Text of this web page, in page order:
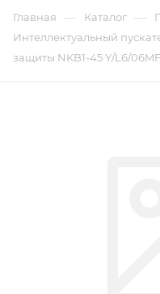
Главная — Каталог —
Интеллектуальный
защиты NKB1-45 Y/L6/